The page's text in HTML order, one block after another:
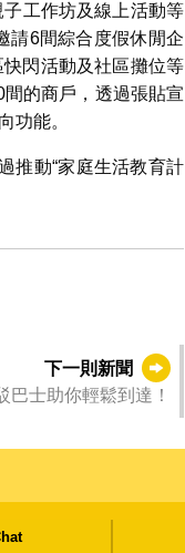
子工作坊及線上活動等
請6間綜合度假休閒企
快閃活動及社區攤位等
的商戶，透過張貼宣
功能。
推動“家庭生活教育計
下一則新聞
士助你輕鬆到達！